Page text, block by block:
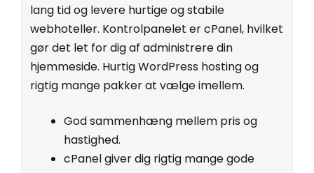
lang tid og levere hurtige og stabile
webhoteller. Kontrolpanelet er cPanel, hvilket
gør det let for dig af administrere din
hjemmeside. Hurtig WordPress hosting og
rigtig mange pakker at vælge imellem.
God sammenhæng mellem pris og
hastighed.
cPanel giver dig rigtig mange gode